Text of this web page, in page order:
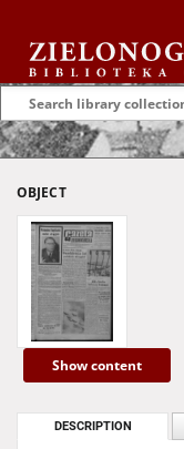
OBJECT
Show content
DESCRIPTION